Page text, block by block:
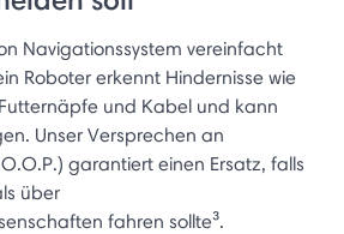
Navigationssystem vereinfacht
Roboter erkennt Hindernisse wie
und Kabel und kann
Unser Versprechen an
garantiert einen Ersatz, falls
über
fahren sollte³.